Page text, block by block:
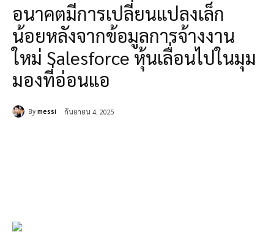
อนาคตมีการเปลี่ยนแปลงเล็ก
น้อยหลังจากข้อมูลการจ้างงาน
ใหม่ Salesforce หุ้นเลื่อนไปในมุม
มองที่อ่อนแอ
By messi กันยายน 4, 2025